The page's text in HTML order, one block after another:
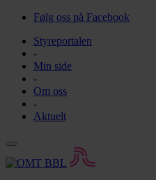
Følg oss på Facebook
Styreportalen
-
Min side
-
Om oss
-
Aktuelt